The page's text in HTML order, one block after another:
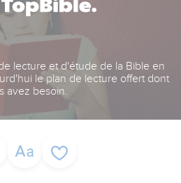
lecture et d'étude de la Bible en
le plan de lecture offert dont
avez besoin.